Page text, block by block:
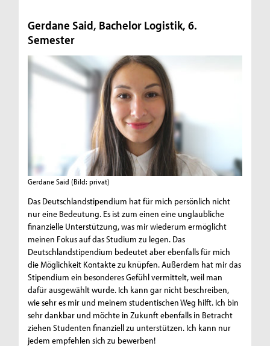
Gerdane Said, Bachelor Logistik, 6.
Semester
Gerdane Said (Bild: privat)
Das Deutschlandstipendium hat für mich persönlich nicht
nur eine Bedeutung. Es ist zum einen eine unglaubliche
finanzielle Unterstützung, was mir wiederum ermöglicht
meinen Fokus auf das Studium zu legen. Das
Deutschlandstipendium bedeutet aber ebenfalls für mich
die Möglichkeit Kontakte zu knüpfen. Außerdem hat mir das
Stipendium ein besonderes Gefühl vermittelt, weil man
dafür ausgewählt wurde. Ich kann gar nicht beschreiben,
wie sehr es mir und meinem studentischen Weg hilft. Ich bin
sehr dankbar und möchte in Zukunft ebenfalls in Betracht
ziehen Studenten finanziell zu unterstützen. Ich kann nur
jedem empfehlen sich zu bewerben!